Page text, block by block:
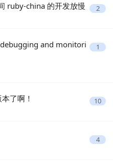
ruby-china 的开发放慢 2
and monitori
1
了啊！ 10
4